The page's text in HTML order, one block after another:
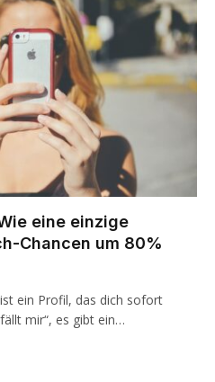
eine einzige
Chancen um 80%
ein Profil, das dich sofort
mir“, es gibt ein…